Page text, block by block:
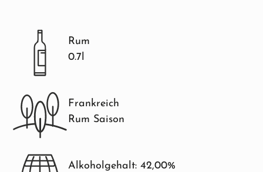
Rum
0.7l
Frankreich
Rum Saison
Alkoholgehalt: 42,00%